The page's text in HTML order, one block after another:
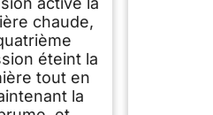
chaude,
éteint la
tout en
la